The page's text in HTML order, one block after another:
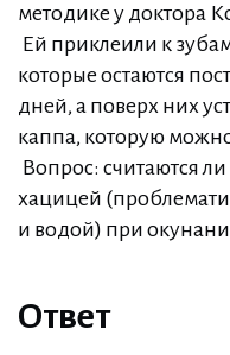
методике у доктора
Ей приклеили к
которые остаются
дней, а поверх них
каппа, которую
Вопрос: считаются
хацицей
и водой) при
Ответ